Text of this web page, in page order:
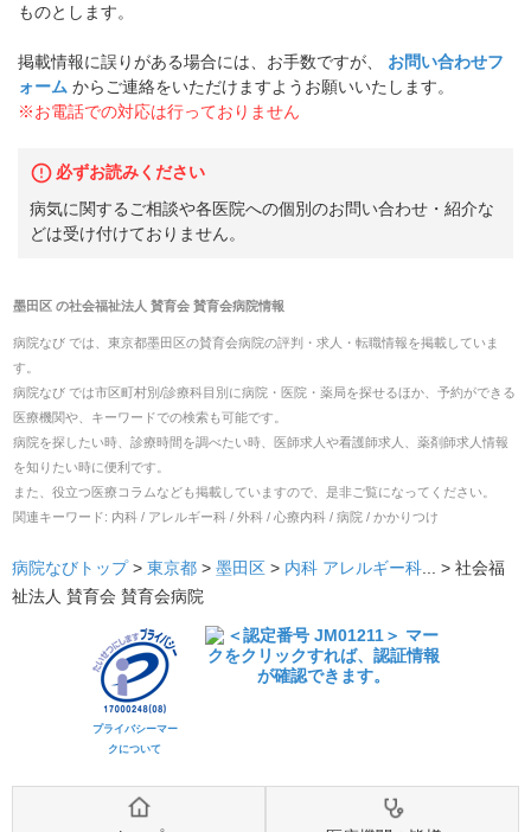
ものとします。
掲載情報に誤りがある場合には、お手数ですが、
お問い合わせフ
ォーム からご連絡をいただけますようお願いいたします。
※お電話での対応は行っておりません
必ずお読みください
病気に関するご相談や各医院への個別のお問い合わせ・紹介な
どは受け付けておりません。
墨田区の社会福祉法人 賛育会 賛育会病院情報
病院なび では、 東京都墨田区の賛育会病院の評判・求人・転職情報を掲載していま
す。
病院なび では市区町村別/診療科目別に病院・医院・薬局を探せるほか、予約ができる
医療機関や、キーワードでの検索も可能です。
病院を探したい時、診療時間を調べたい時、医師求人や看護師求人、薬剤師求人情報
を知りたい時に便利です。
また、役立つ医療コラムなども掲載していますので、是非ご覧になってください。
関連キーワード: 内科 / アレルギー科 / 外科 / 心療内科 / 病院 / かかりつけ
病院なびトップ > 東京都 > 墨田区 > 内科 アレルギー科... > 社会福
祉法人 賛育会 賛育会病院
プライバシーマー
クについて